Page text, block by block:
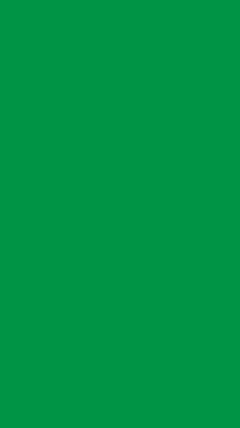
सम्बन्धित